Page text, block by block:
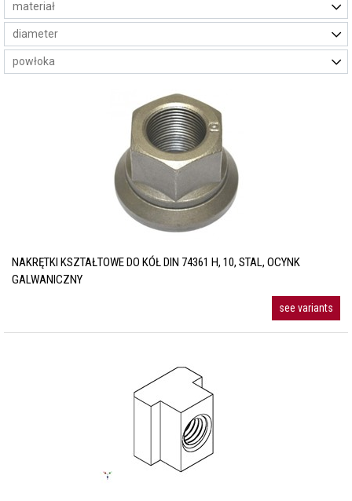
NAKRĘTKI KSZTAŁTOWE DO KÓŁ DIN 74361 H, 10, STAL, OCYNK
GALWANICZNY
see variants